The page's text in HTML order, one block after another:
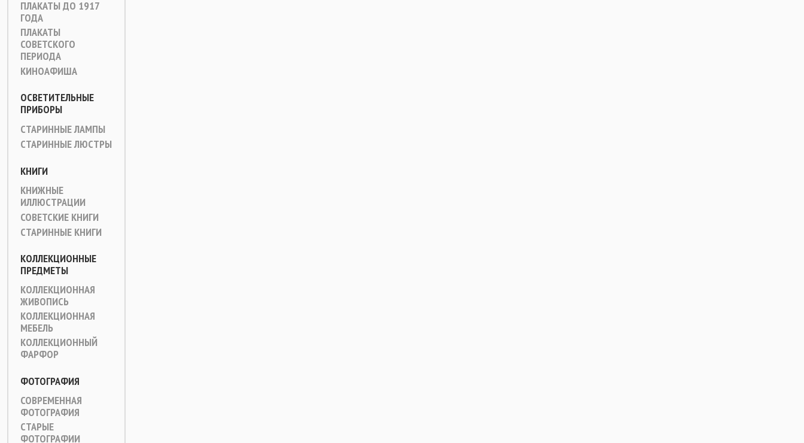
ПЛАКАТЫ ДО 1917
ГОДА
ПЛАКАТЫ
СОВЕТСКОГО
ПЕРИОДА
КИНОАФИША
ОСВЕТИТЕЛЬНЫЕ
ПРИБОРЫ
СТАРИННЫЕ ЛАМПЫ
СТАРИННЫЕ ЛЮСТРЫ
КНИГИ
КНИЖНЫЕ
ИЛЛЮСТРАЦИИ
СОВЕТСКИЕ КНИГИ
СТАРИННЫЕ КНИГИ
КОЛЛЕКЦИОННЫЕ
ПРЕДМЕТЫ
КОЛЛЕКЦИОННАЯ
ЖИВОПИСЬ
КОЛЛЕКЦИОННАЯ
МЕБЕЛЬ
КОЛЛЕКЦИОННЫЙ
ФАРФОР
ФОТОГРАФИЯ
СОВРЕМЕННАЯ
ФОТОГРАФИЯ
СТАРЫЕ
ФОТОГРАФИИ